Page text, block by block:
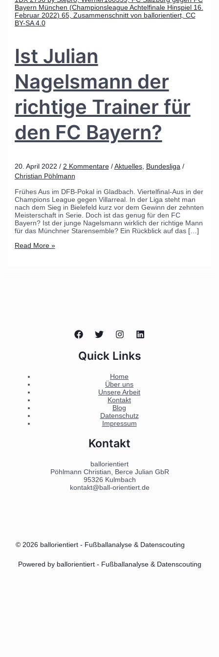
Ist Julian
Nagelsmann der
richtige Trainer für
den FC Bayern?
20. April 2022 / 2 Kommentare /Aktuelles, Bundesliga /
Christian Pöhlmann
Frühes Aus im DFB-Pokal in Gladbach. Viertelfinal-Aus in der
Champions League gegen Villarreal. In der Liga steht man
nach dem Sieg in Bielefeld kurz vor dem Gewinn der zehnten
Meisterschaft in Serie. Doch ist das genug für den FC
Bayern? Ist der junge Nagelsmann wirklich der richtige Mann
für das Münchner Starensemble? Ein Rückblick auf das […]
Read More »
Quick Links
Home
Über uns
Unsere Arbeit
Kontakt
Blog
Datenschutz
Impressum
Kontakt
ballorientiert
Pöhlmann Christian, Berce Julian GbR
95326 Kulmbach
kontakt@ball-orientiert.de
© 2026 ballorientiert - Fußballanalyse & Datenscouting
Powered by ballorientiert - Fußballanalyse & Datenscouting